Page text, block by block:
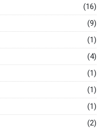
(16)
(9)
(1)
(4)
(1)
(1)
(1)
(2)